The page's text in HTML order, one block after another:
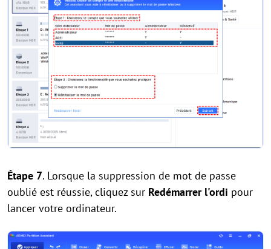
Étape 7. Lorsque la suppression de mot de passe
oublié est réussie, cliquez sur Redémarrer l'ordi pour
lancer votre ordinateur.